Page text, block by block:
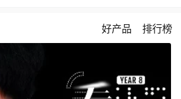
好产品 排行榜